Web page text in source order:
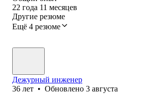
22 года 11 месяцев
Другие резюме
Ещё 4 резюме
Дежурный инженер
36 лет • Обновлено 3 августа